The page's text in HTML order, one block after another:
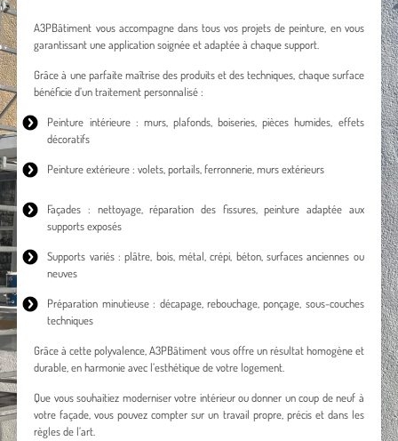
A3PBâtiment vous accompagne dans tous vos projets de peinture, en vous
garantissant une application soignée et adaptée à chaque support.
Grâce à une parfaite maîtrise des produits et des techniques, chaque surface
bénéficie d’un traitement personnalisé :
Peinture intérieure: murs, plafonds, boiseries, pièces humides, effets
décoratifs
Peinture extérieure: volets, portails, ferronnerie, murs extérieurs
Façades : nettoyage, réparation des fissures, peinture adaptée aux
supports exposés
Supports variés : plâtre, bois, métal, crépi, béton, surfaces anciennes ou
neuves
Préparation minutieuse : décapage, rebouchage, ponçage, sous-couches
techniques
Grâce à cette polyvalence, A3PBâtiment vous offre un résultat homogène et
durable, en harmonie avec l’esthétique de votre logement.
Que vous souhaitiez moderniser votre intérieur ou donner un coup de neuf à
votre façade, vous pouvez compter sur un travail propre, précis et dans les
règles de l’art.